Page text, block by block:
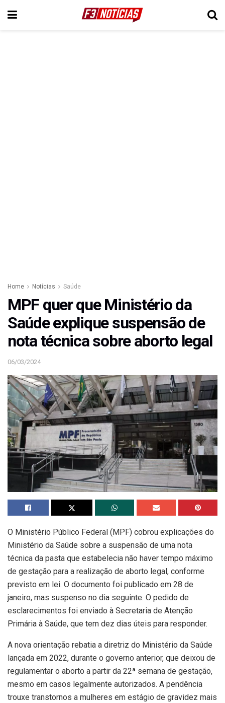
Home Notícias Saúde
MPF quer que Ministério da
Saúde explique suspensão de
nota técnica sobre aborto legal
06/03/2024
O Ministério Público Federal (MPF) cobrou explicações do
Ministério da Saúde sobre a suspensão de uma nota
técnica da pasta que estabelecia não haver tempo máximo
de gestação para a realização de aborto legal, conforme
previsto em lei. O documento foi publicado em 28 de
janeiro, mas suspenso no dia seguinte. O pedido de
esclarecimentos foi enviado à Secretaria de Atenção
Primária à Saúde, que tem dez dias úteis para responder.
A nova orientação rebatia a diretriz do Ministério da Saúde
lançada em 2022, durante o governo anterior, que deixou de
regulamentar o aborto a partir da 22ª semana de gestação,
mesmo em casos legalmente autorizados. A pendência
trouxe transtornos a mulheres em estágio de gravidez mais